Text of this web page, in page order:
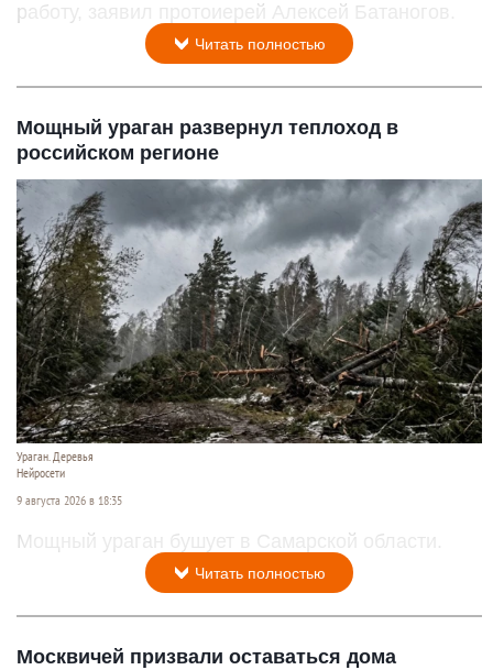
работу, заявил протоиерей Алексей Батаногов.
Читать полностью
Мощный ураган развернул теплоход в
российском регионе
Ураган. Деревья
Нейросети
9 августа 2026 в 18:35
Мощный ураган бушует в Самарской области.
Читать полностью
Москвичей призвали оставаться дома